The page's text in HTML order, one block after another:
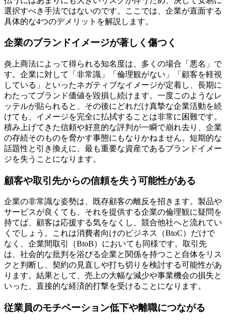
選択すべき手法ではないのです。ここでは、企業が直面する
具体的な4つのデメリットを解説します。
企業のブランドイメージが著しく傷つく
炎上商法によって得られる知名度は、多くの場合「悪名」で
す。企業に対して「非常識」「倫理観がない」「顧客を軽視
している」といったネガティブなイメージが定着し、長期に
わたってブランド価値を毀損し続けます。一度このようなレ
ッテルが貼られると、その後にどれだけ真摯な企業活動を続
けても、イメージを完全に払拭することは非常に困難です。
積み上げてきた信頼や好意的な評判が一瞬で崩れ去り、企業
の存続そのものを脅かす事態にもなりかねません。短期的な
話題性と引き換えに、最も重要な資産であるブランドイメー
ジを失うことになります。
顧客や取引先からの信頼を失う可能性がある
企業の非常識な姿勢は、既存顧客の離反を招きます。製品や
サービスが良くても、それを提供する企業の倫理観に疑問を
持てば、顧客は応援する気をなくし、競合他社へと流れてい
くでしょう。これは消費者向けのビジネス（BtoC）だけで
なく、企業間取引（BtoB）においても同様です。取引先
は、社会的な批判を浴びる企業と関係を持つこと自体をリス
クと判断し、契約の見直しや打ち切りを検討する可能性があ
ります。結果として、売上の大幅な減少や事業機会の損失と
いった、直接的な経済的打撃を受けることになります。
従業員のモチベーション低下や離職につながる